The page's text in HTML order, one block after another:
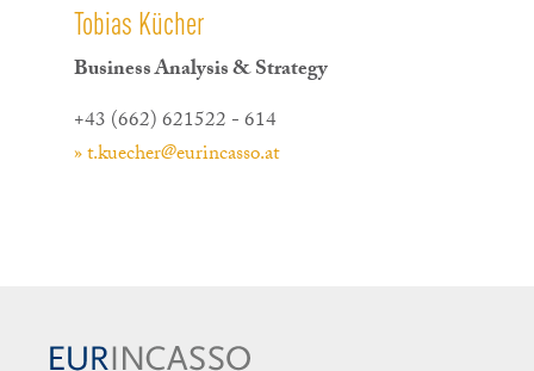
Tobias Kücher
Business Analysis & Strategy
+43 (662) 621522 - 614
» t.kuecher@eurincasso.at